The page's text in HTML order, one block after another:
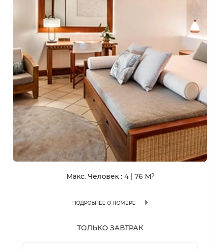
Макс. Человек : 4 76M2
ПОДРОБНЕЕ О НОМЕРЕ
ТОЛЬКО ЗАВТРАК